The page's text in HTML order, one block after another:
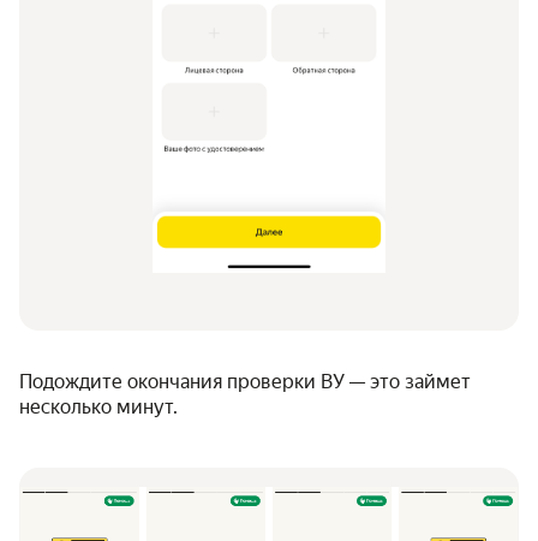
Подождите окончания проверки ВУ — это займет
несколько минут.